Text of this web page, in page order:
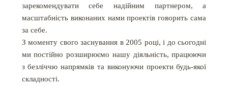
зарекомендувати себе надійним партнером, а
масштабність виконаних нами проектів говорить сама
за себе.
З моменту свого заснування в 2005 році, і до сьогодні
ми постійно розширюємо нашу діяльність, працюючи
з безліччю напрямків та виконуючи проекти будь-якої
складності.